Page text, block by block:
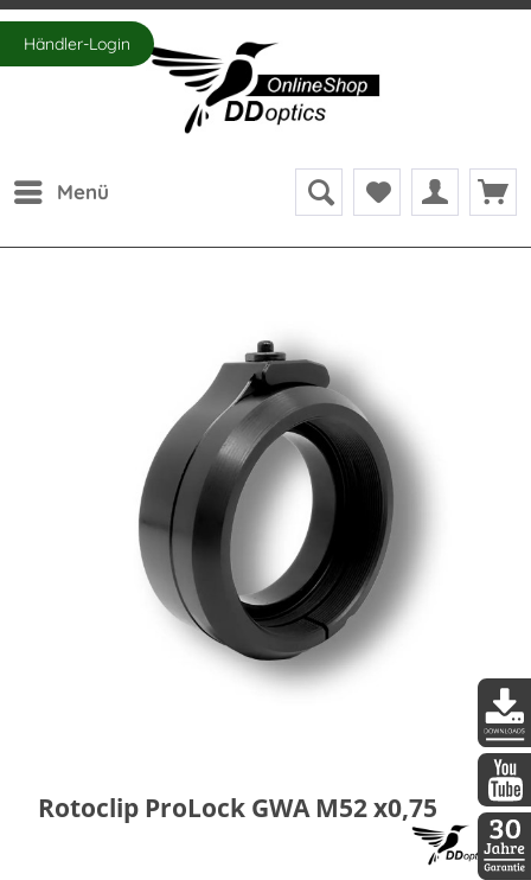
Händler-Login
Menü
Rotoclip ProLock GWA M52 x0,75